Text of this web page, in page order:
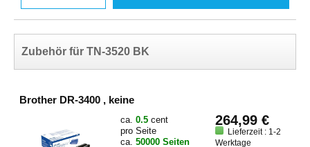
Zubehör für TN-3520 BK
Brother DR-3400 , keine
ca. 0.5 cent
pro Seite
ca. 50000 Seiten
264,99 €
Lieferzeit : 1-2
Werktage